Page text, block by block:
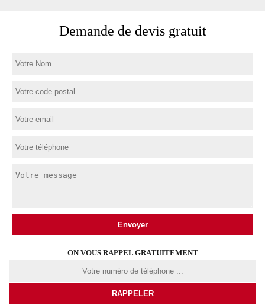
Demande de devis gratuit
ON VOUS RAPPEL GRATUITEMENT